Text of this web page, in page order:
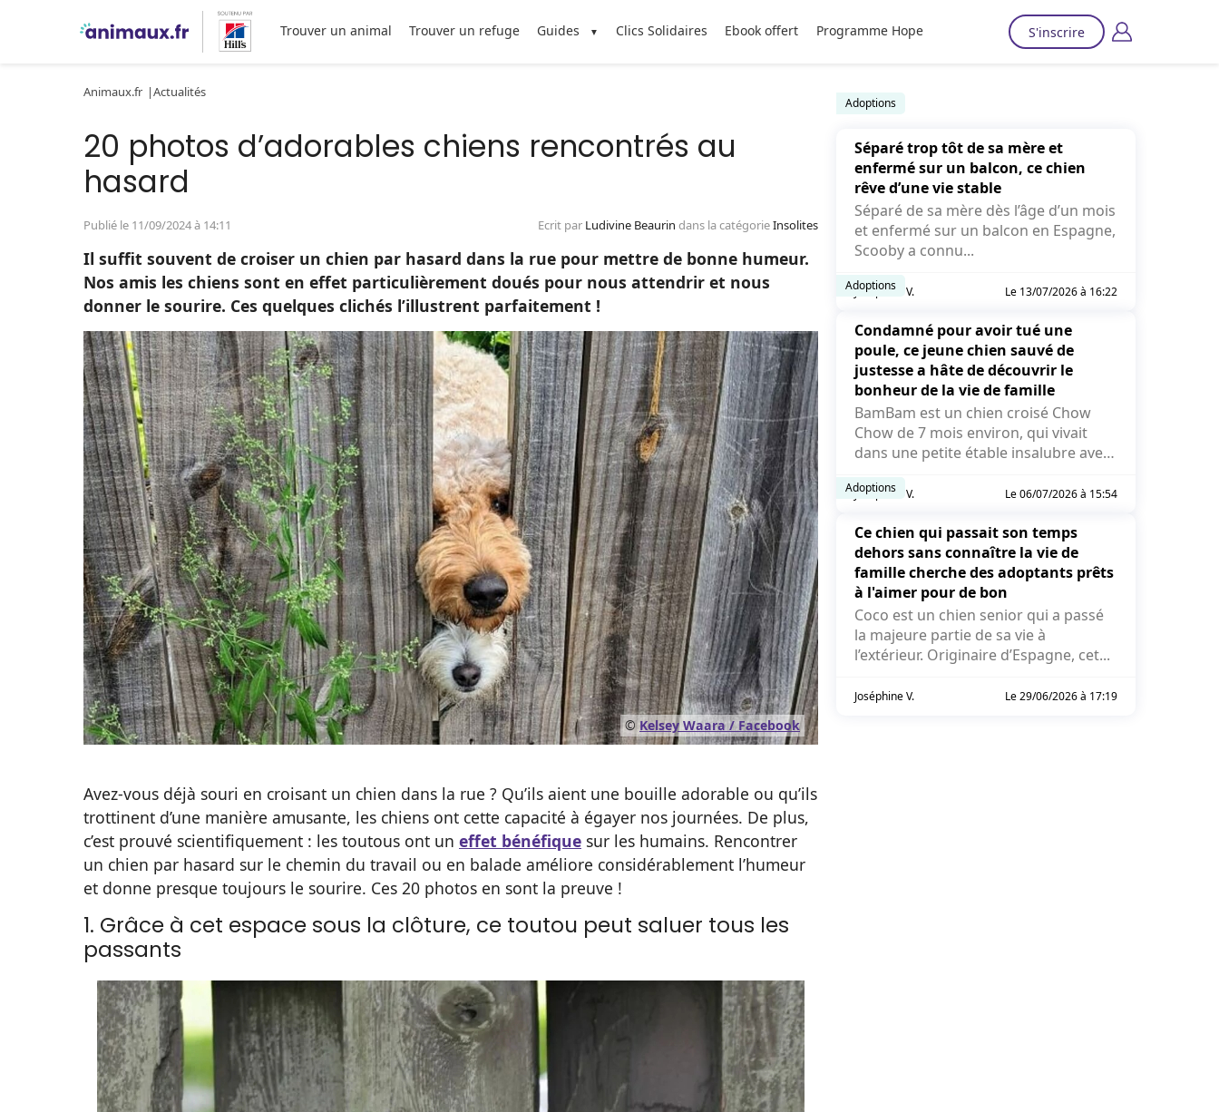
Trouver un animal Trouver un refuge Guides Clics Solidaires Ebook offert Programme Hope S'inscrire
Animaux.fr Actualités
20 photos d’adorables chiens rencontrés au
hasard
Publié le 11/09/2024 à 14:11 Ecrit par Ludivine Beaurin dans la catégorieInsolites
Il suffit souvent de croiser un chien par hasard dans la rue pour mettre de bonne humeur.
Nos amis les chiens sont en effet particulièrement doués pour nous attendrir et nous
donner le sourire. Ces quelques clichés l’illustrent parfaitement !
© Kelsey Waara / Facebook
Avez-vous déjà souri en croisant un chien dans la rue ? Qu’ils aient une bouille adorable ou qu’ils
trottinent d’une manière amusante, les chiens ont cette capacité à égayer nos journées. De plus,
c’est prouvé scientifiquement : les toutous ont un effet bénéfique sur les humains. Rencontrer
un chien par hasard sur le chemin du travail ou en balade améliore considérablement l’humeur
et donne presque toujours le sourire. Ces 20 photos en sont la preuve !
1. Grâce à cet espace sous la clôture, ce toutou peut saluer tous les
passants
Adoptions
Séparé trop tôt de sa mère et
enfermé sur un balcon, ce chien
rêve d’une vie stable
Séparé de sa mère dès l’âge d’un mois
et enfermé sur un balcon en Espagne,
Scooby a connu...
Joséphine V. Le 13/07/2026 à 16:22
Adoptions
Condamné pour avoir tué une
poule, ce jeune chien sauvé de
justesse a hâte de découvrir le
bonheur de la vie de famille
BamBam est un chien croisé Chow
Chow de 7 mois environ, qui vivait
dans une petite étable insalubre avec
Joséphine V. Le 06/07/2026 à 15:54
Adoptions
Ce chien qui passait son temps
dehors sans connaître la vie de
famille cherche des adoptants prêts
à l'aimer pour de bon
Coco est un chien senior qui a passé
la majeure partie de sa vie à
l’extérieur. Originaire d’Espagne, cet...
Joséphine V. Le 29/06/2026 à 17:19